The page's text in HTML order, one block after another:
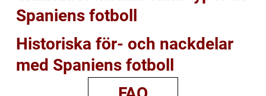
Spaniens fotboll
Historiska för- och nackdelar
med Spaniens fotboll